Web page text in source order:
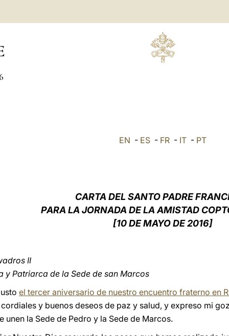
EN - ES- FR- IT- PT
CARTA DEL SANTO PADRE
PARA LA JORNADA DE LA AMISTAD
[10 DE MAYO DE 2016]
II
y Patriarca de la Sede de san Marcos
el tercer aniversario de nuestro encuentro fraterno en
y buenos deseos de paz y salud, y expreso mi
unen la Sede de Pedro y la Sede de Marcos.